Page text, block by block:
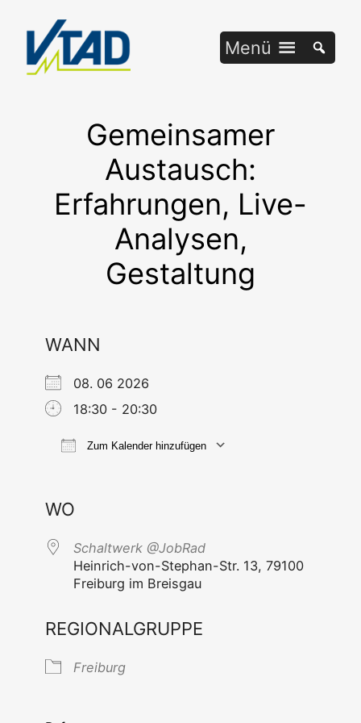
springen
Menü
Gemeinsamer
Austausch:
Erfahrungen, Live-
Analysen,
Gestaltung
WANN
08. 06 2026
18:30 - 20:30
Zum Kalender hinzufügen
WO
Schalt­werk @JobRad
Hein­rich-von-Ste­phan-Str. 13, 79100
Frei­burg im Breisgau
REGIONALGRUPPE
Frei­burg